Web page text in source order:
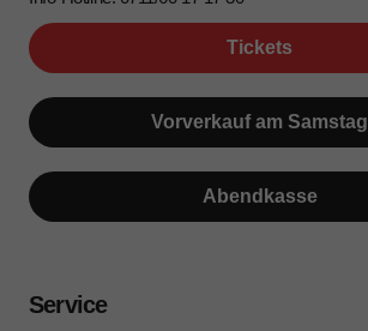
Tickets
Vorverkauf am Samstag
Abendkasse
Service